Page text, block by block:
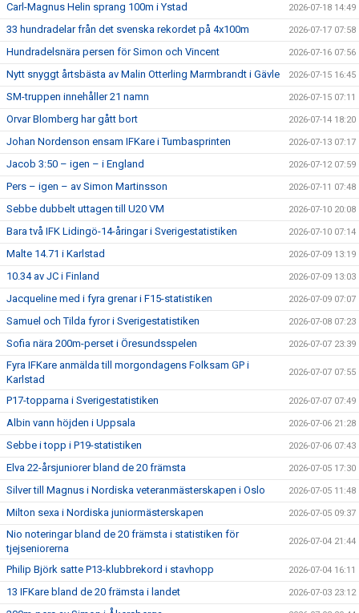
Carl-Magnus Helin sprang 100m i Ystad 2026-07-18 14:49
33 hundradelar från det svenska rekordet på 4x100m 2026-07-17 07:58
Hundradelsnära persen för Simon och Vincent 2026-07-16 07:56
Nytt snyggt årtsbästa av Malin Otterling Marmbrandt i Gävle 2026-07-15 16:45
SM-truppen innehåller 21 namn 2026-07-15 07:11
Orvar Blomberg har gått bort 2026-07-14 18:20
Johan Nordenson ensam IFKare i Tumbasprinten 2026-07-13 07:17
Jacob 3:50 – igen – i England 2026-07-12 07:59
Pers – igen – av Simon Martinsson 2026-07-11 07:48
Sebbe dubbelt uttagen till U20 VM 2026-07-10 20:08
Bara två IFK Lidingö-14-åringar i Sverigestatistiken 2026-07-10 07:14
Malte 14.71 i Karlstad 2026-07-09 13:19
10.34 av JC i Finland 2026-07-09 13:03
Jacqueline med i fyra grenar i F15-statistiken 2026-07-09 07:07
Samuel och Tilda fyror i Sverigestatistiken 2026-07-08 07:23
Sofia nära 200m-perset i Öresundsspelen 2026-07-07 23:39
Fyra IFKare anmälda till morgondagens Folksam GP i
Karlstad
2026-07-07 07:55
P17-topparna i Sverigestatistiken 2026-07-07 07:49
Albin vann höjden i Uppsala 2026-07-06 21:28
Sebbe i topp i P19-statistiken 2026-07-06 07:43
Elva 22-årsjuniorer bland de 20 främsta 2026-07-05 17:30
Silver till Magnus i Nordiska veteranmästerskapen i Oslo 2026-07-05 11:48
Milton sexa i Nordiska juniormästerskapen 2026-07-05 09:37
Nio noteringar bland de 20 främsta i statistiken för
tjejseniorerna
2026-07-04 21:44
Philip Björk satte P13-klubbrekord i stavhopp 2026-07-04 16:11
13 IFKare bland de 20 främsta i landet 2026-07-03 23:12